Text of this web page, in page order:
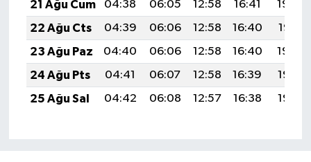
21 Ağu Cum
04:38 06:05 12:58 16:41
19:42
22 Ağu Cts
04:39 06:06 12:58 16:40
19:41
23 Ağu Paz
04:40 06:06 12:58 16:40
19:39
24 Ağu Pts
04:41 06:07 12:58 16:39
19:38
25 Ağu Sal
04:42 06:08 12:57 16:38 19:37